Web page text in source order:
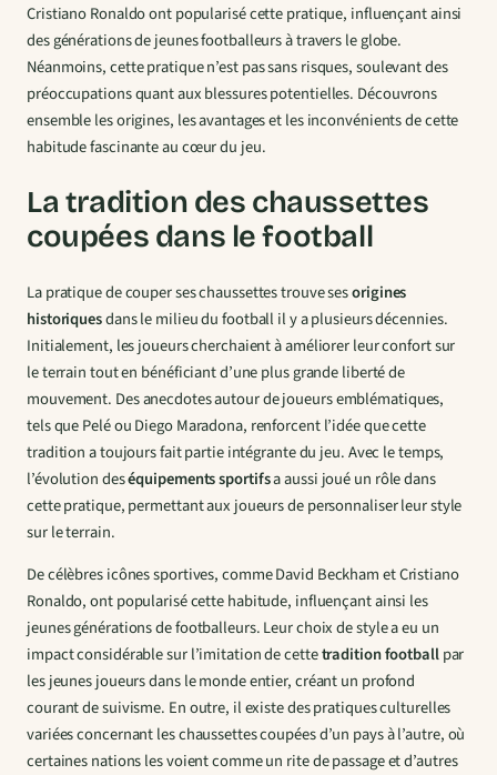
Cristiano Ronaldo ont popularisé cette pratique, influençant ainsi
des générations de jeunes footballeurs à travers le globe.
Néanmoins, cette pratique n’est pas sans risques, soulevant des
préoccupations quant aux blessures potentielles. Découvrons
ensemble les origines, les avantages et les inconvénients de cette
habitude fascinante au cœur du jeu.
La tradition des chaussettes
coupées dans le football
La pratique de couper ses chaussettes trouve sesorigines
historiquesdans le milieu du football il y a plusieurs décennies.
Initialement, les joueurs cherchaient à améliorer leur confort sur
le terrain tout en bénéficiant d’une plus grande liberté de
mouvement. Des anecdotes autour de joueurs emblématiques,
tels que Pelé ou Diego Maradona, renforcent l’idée que cette
tradition a toujours fait partie intégrante du jeu. Avec le temps,
l’évolution deséquipements sportifsa aussi joué un rôle dans
cette pratique, permettant aux joueurs de personnaliser leur style
sur le terrain.
De célèbres icônes sportives, comme David Beckham et Cristiano
Ronaldo, ont popularisé cette habitude, influençant ainsi les
jeunes générations de footballeurs. Leur choix de style a eu un
impact considérable sur l’imitation de cettetradition footballpar
les jeunes joueurs dans le monde entier, créant un profond
courant de suivisme. En outre, il existe des pratiques culturelles
variées concernant les chaussettes coupées d’un pays à l’autre, où
certaines nations les voient comme un rite de passage et d’autres